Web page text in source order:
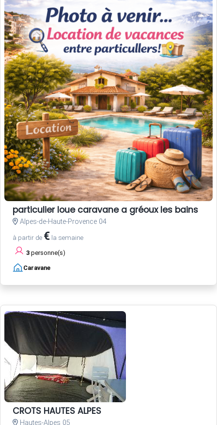
particulier loue caravane a gréoux les bains
Alpes-de-Haute-Provence 04
à partir de € la semaine
3 personne(s)
Caravane
CROTS HAUTES ALPES
Hautes-Alpes 05